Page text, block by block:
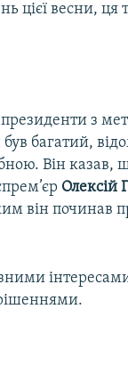
весни, ця
з
багатий,
Він казав,
Олексій
він починав